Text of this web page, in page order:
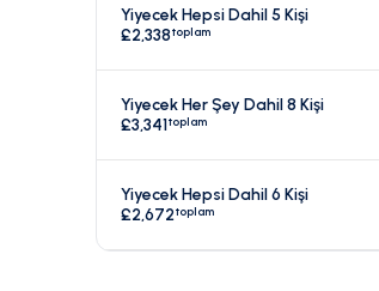
Yiyecek Hepsi Dahil 5 Kişi
£2,338toplam
Yiyecek Her Şey Dahil 8 Kişi
£3,341toplam
Yiyecek Hepsi Dahil 6 Kişi
£2,672toplam